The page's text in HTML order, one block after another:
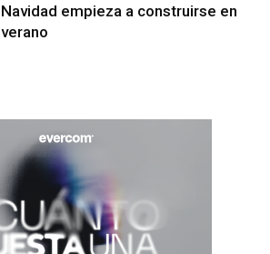
Navidad empieza a construirse en
verano